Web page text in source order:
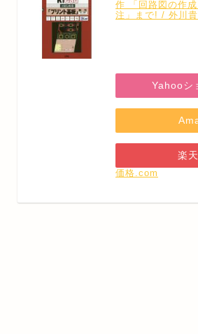
作 「回路図の作
注」まで! / 外川
Yahooシ
楽
価格.com